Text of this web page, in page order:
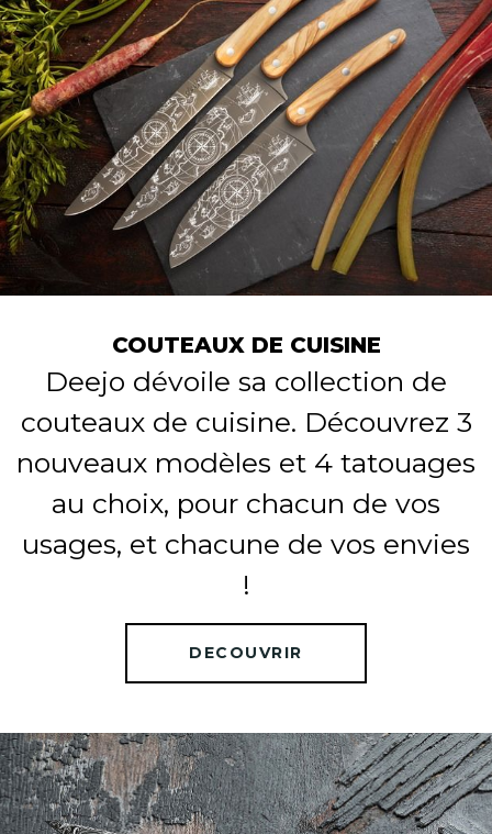
COUTEAUX DE CUISINE
Deejo dévoile sa collection de
couteaux de cuisine. Découvrez 3
nouveaux modèles et 4 tatouages
au choix, pour chacun de vos
usages, et chacune de vos envies
!
DECOUVRIR